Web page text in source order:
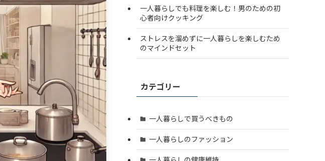
一人暮らしでも料理を楽しむ！男のための初
心者向けクッキング
ストレスを溜めずに一人暮らしを楽しむため
のマインドセット
カテゴリー
一人暮らしで買うべきもの
一人暮らしのファッション